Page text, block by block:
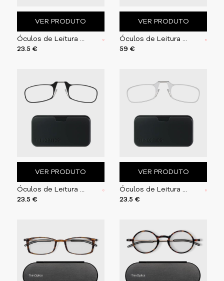
VER PRODUTO
Óculos de Leitura + Estojo | Azuis
23.5 €
VER PRODUTO
Óculos de Leitura Brooklyn | Pretos
59 €
VER PRODUTO
23.5 €
VER PRODUTO
23.5 €